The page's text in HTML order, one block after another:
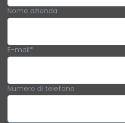
Nome azienda
E-mail*
Numero di telefono